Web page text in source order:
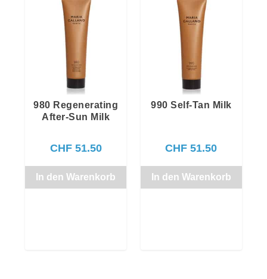
980 Regenerating
After-Sun Milk
CHF51.50
In den Warenkorb
990 Self-Tan Milk
CHF 51.50
In den Warenkorb